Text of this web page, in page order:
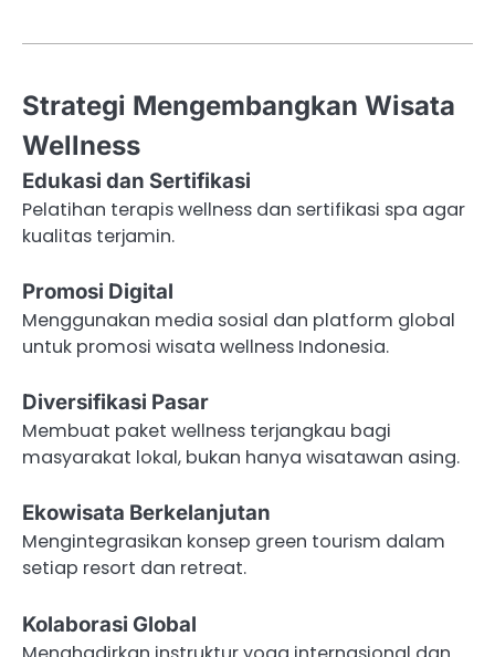
Strategi Mengembangkan Wisata
Wellness
Edukasi dan Sertifikasi
Pelatihan terapis wellness dan sertifikasi spa agar
kualitas terjamin.
Promosi Digital
Menggunakan media sosial dan platform global
untuk promosi wisata wellness Indonesia.
Diversifikasi Pasar
Membuat paket wellness terjangkau bagi
masyarakat lokal, bukan hanya wisatawan asing.
Ekowisata Berkelanjutan
Mengintegrasikan konsep green tourism dalam
setiap resort dan retreat.
Kolaborasi Global